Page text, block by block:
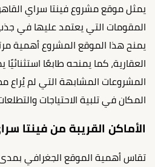
يمثل موقع مشروع فينتا سراي
المقومات التي يعتمد عليها في جذب
يمنح هذا الموقع المشروع أهمية
العقارية، كما يمنحه طابعًا
المشروعات المشابهة التي لم يُراع
المكان في تلبية الاحتياجات
الأماكن القريبة من فينتا
تقاس أهمية الموقع الجغرافي بمدى